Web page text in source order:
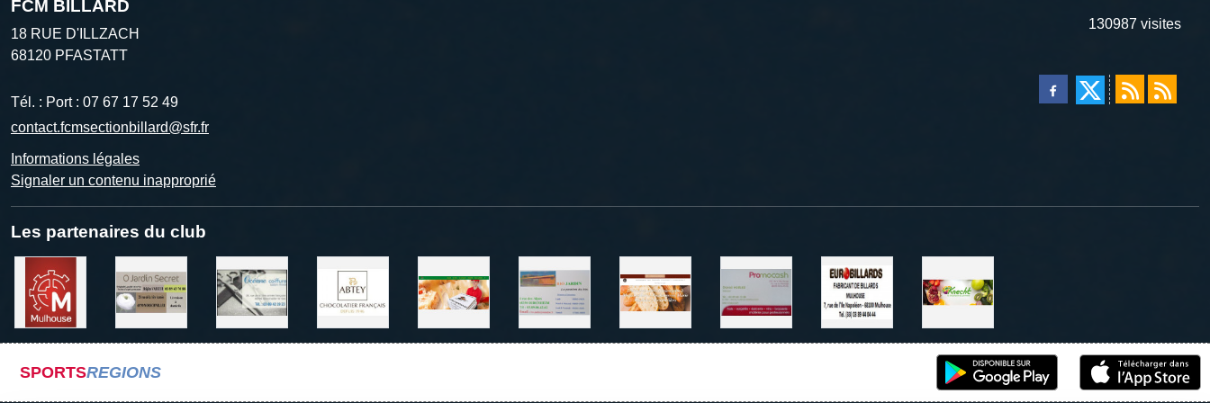
FCM BILLARD
18 RUE D'ILLZACH
68120 PFASTATT
Tél. : Port : 07 67 17 52 49
contact.fcmsectionbillard@sfr.fr
Informations légales
Signaler un contenu inapproprié
130987 visites
Les partenaires du club
SPORTSREGIONS